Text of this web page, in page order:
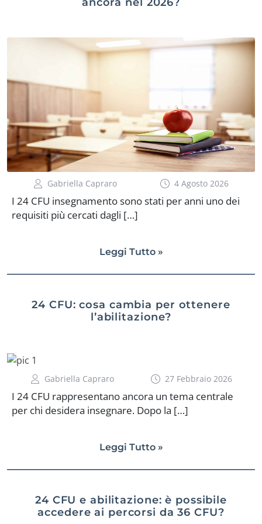
Gabriella Capraro 4 Agosto 2026
I 24 CFU insegnamento sono stati per anni uno dei
requisiti più cercati dagli […]
Leggi Tutto »
24 CFU: cosa cambia per ottenere
l’abilitazione?
Gabriella Capraro 27 Febbraio 2026
I 24 CFU rappresentano ancora un tema centrale
per chi desidera insegnare. Dopo la […]
Leggi Tutto »
24 CFU e abilitazione: è possibile
accedere ai percorsi da 36 CFU?